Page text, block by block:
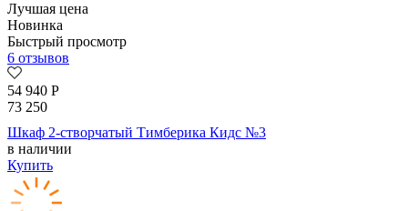
Лучшая цена
Новинка
Быстрый просмотр
6 отзывов
54 940 Р
73 250
Шкаф 2-створчатый Тимберика Кидс №3
в наличии
Купить